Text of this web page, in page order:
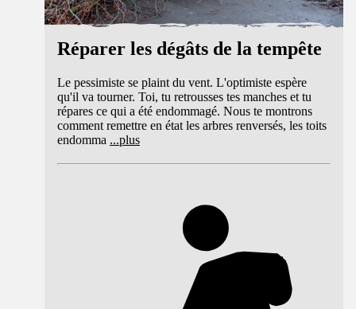
Réparer les dégâts de la tempête
Le pessimiste se plaint du vent. L'optimiste espère
qu'il va tourner. Toi, tu retrousses tes manches et tu
répares ce qui a été endommagé. Nous te montrons
comment remettre en état les arbres renversés, les toits
endomma ...plus